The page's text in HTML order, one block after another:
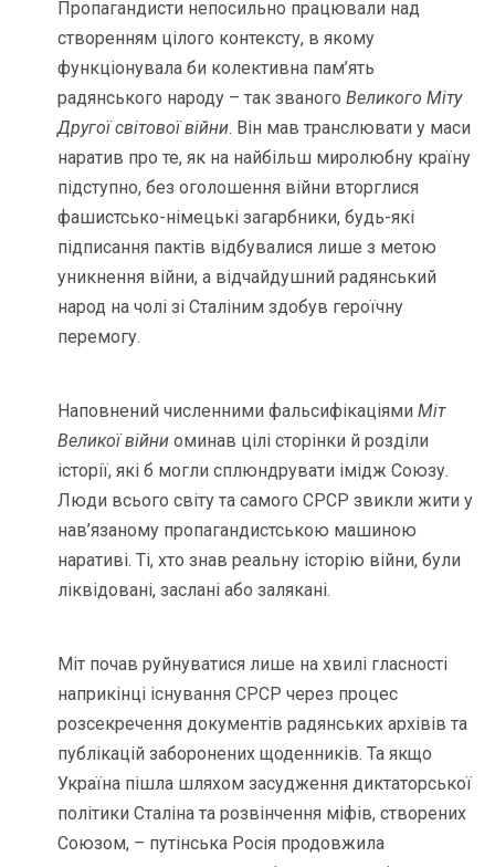
Пропагандисти непосильно працювали над
створенням цілого контексту, в якому
функціонувала би колективна пам’ять
радянського народу – так званогоВеликого Міту
Другої світової війни. Він мав транслювати у маси
наратив про те, як на найбільш миролюбну країну
підступно, без оголошення війни вторглися
фашистсько-німецькі загарбники, будь-які
підписання пактів відбувалися лише з метою
уникнення війни, а відчайдушний радянський
народ на чолі зі Сталіним здобув героїчну
перемогу.
Наповнений численними фальсифікаціямиМіт
Великої війни оминав цілі сторінки й розділи
історії, які б могли сплюндрувати імідж Союзу.
Люди всього світу та самого СРСР звикли жити у
нав’язаному пропагандистською машиною
наративі. Ті, хто знав реальну історію війни, були
ліквідовані, заслані або залякані.
Міт почав руйнуватися лише на хвилі гласності
наприкінці існування СРСР через процес
розсекречення документів радянських архівів та
публікацій заборонених щоденників. Та якщо
Україна пішла шляхом засудження диктаторської
політики Сталіна та розвінчення міфів, створених
Союзом, – путінська Росія продовжила